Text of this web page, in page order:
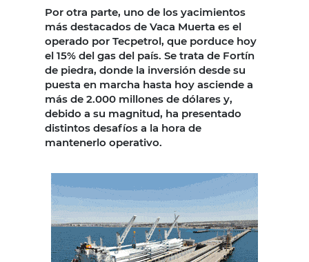
Por otra parte, uno de los yacimientos
más destacados de Vaca Muerta es el
operado por Tecpetrol, que porduce hoy
el 15% del gas del país. Se trata de Fortín
de piedra, donde la inversión desde su
puesta en marcha hasta hoy asciende a
más de 2.000 millones de dólares y,
debido a su magnitud, ha presentado
distintos desafíos a la hora de
mantenerlo operativo.